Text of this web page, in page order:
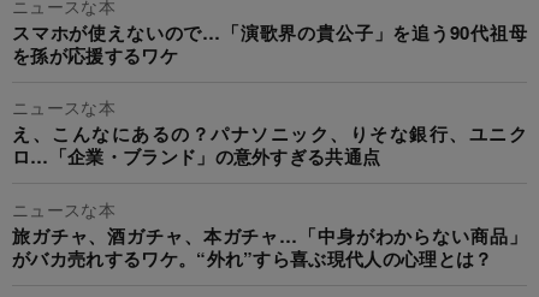
ニュースな本
スマホが使えないので…「演歌界の貴公子」を追う90代祖母
を孫が応援するワケ
ニュースな本
え、こんなにあるの？パナソニック、りそな銀行、ユニク
ロ…「企業・ブランド」の意外すぎる共通点
ニュースな本
旅ガチャ、酒ガチャ、本ガチャ…「中身がわからない商品」
がバカ売れするワケ。“外れ”すら喜ぶ現代人の心理とは？